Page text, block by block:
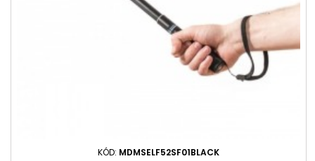
KÓD: MDMSELF52SF01BLACK